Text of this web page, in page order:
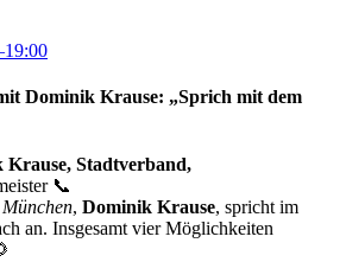
Dominik Krause: „Sprich mit dem
Stadtverband,
📞
, Dominik Krause, spricht im
an. Insgesamt vier Möglichkeiten